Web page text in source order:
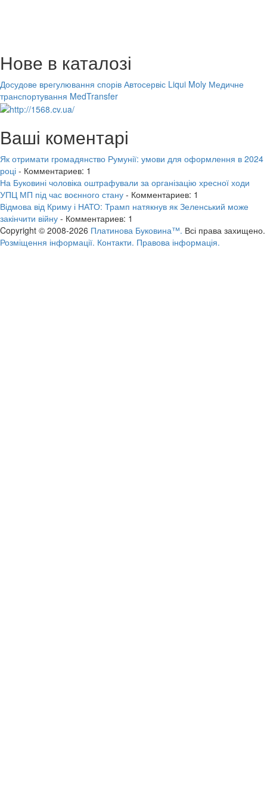
Нове в каталозі
Досудове врегулювання спорів Автосервіс Liqui Moly Медичне
транспортування MedTransfer
Ваші коментарі
Як отримати громадянство Румунії: умови для оформлення в 2024
році - Комментариев: 1
На Буковині чоловіка оштрафували за організацію хресної ходи
УПЦ МП під час воєнного стану - Комментариев: 1
Відмова від Криму і НАТО: Трамп натякнув як Зеленський може
закінчити війну - Комментариев: 1
Copyright © 2008-2026 Платинова Буковина™. Всі права захищено.
Розміщення інформації. Контакти. Правова інформація.